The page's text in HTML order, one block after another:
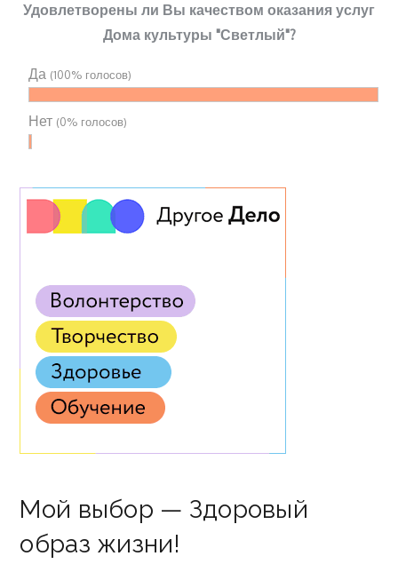
Удовлетворены ли Вы качеством оказания услуг
Дома культуры "Светлый"?
Да (100% голосов)
Нет (0% голосов)
Мой выбор — Здоровый
образ жизни!